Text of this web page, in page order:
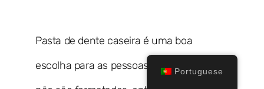
Pasta de dente caseira é uma boa
escolha para as pessoas modernas. Elas
Portuguese